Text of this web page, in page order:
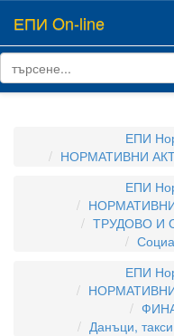
ЕПИ On-line
ЕПИ
НОРМАТИВНИ
ЕПИ
ТРУДОВО И
ЕПИ
Данъци,